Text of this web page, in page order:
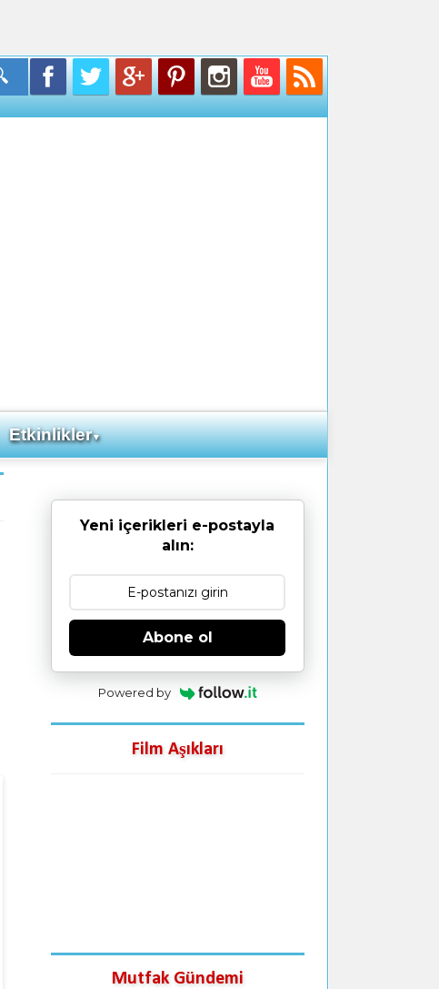
Etkinlikler▼
Yeni içerikleri e-postayla
alın:
Abone ol
Powered by
Film Aşıkları
Mutfak Gündemi